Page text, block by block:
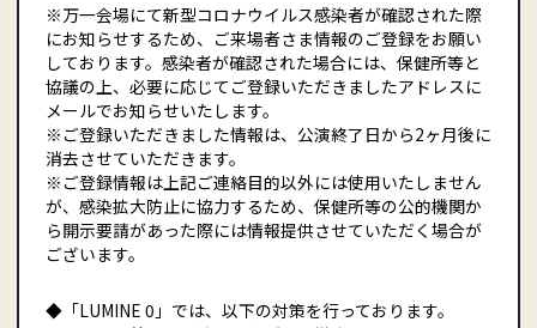
※万一会場にて新型コロナウイルス感染者が確認された際
にお知らせするため、ご来場者さま情報のご登録をお願い
しております。感染者が確認された場合には、保健所等と
協議の上、必要に応じてご登録いただきましたアドレスに
メールでお知らせいたします。
※ご登録いただきました情報は、公演終了日から2ヶ月後に
消去させていただきます。
※ご登録情報は上記ご連絡目的以外には使用いたしません
が、感染拡大防止に協力するため、保健所等の公的機関か
ら開示要請があった際には情報提供させていただく場合が
ございます。
◆「LUMINE 0」では、以下の対策を行っております。